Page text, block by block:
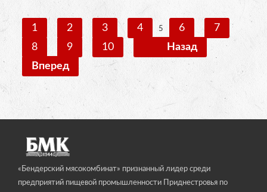
1 2 3 4 5 6
7
8
9 10
Назад
Вперед
«Бендерский мясокомбинат» признанный лидер среди
предприятий пищевой промышленности Приднестровья по